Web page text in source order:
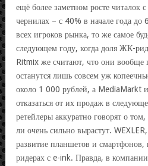
ещё более заметном росте читалок
чернилах – с 40% в начале года
всех игроков рынка, то же самое
следующем году, когда доля ЖК-
Ritmix же считают, что они вообще
останутся лишь совсем уж
около 1 000 рублей, а MediaMarkt и
отказаться от их продаж в
ретейлеры аккуратно говорят о
ли очень сильно вырастут.
развитие планшетов и
ридерах с e-ink. Правда, в